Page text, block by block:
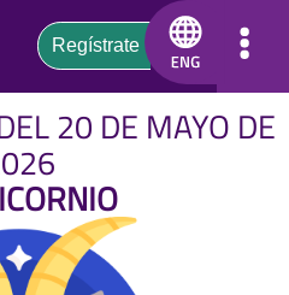
20 DE MAYO DE